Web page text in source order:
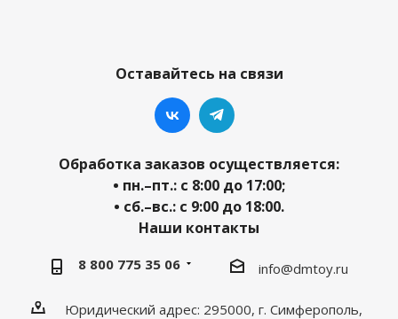
Оставайтесь на связи
Обработка заказов осуществляется:
• пн.–пт.: с 8:00 до 17:00;
• сб.–вс.: с 9:00 до 18:00.
Наши контакты
8 800 775 35 06 info@dmtoy.ru
Юридический адрес: 295000, г. Симферополь,